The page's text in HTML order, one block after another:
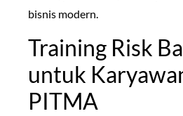
bisnis modern.
Training Risk
untuk
PITMA